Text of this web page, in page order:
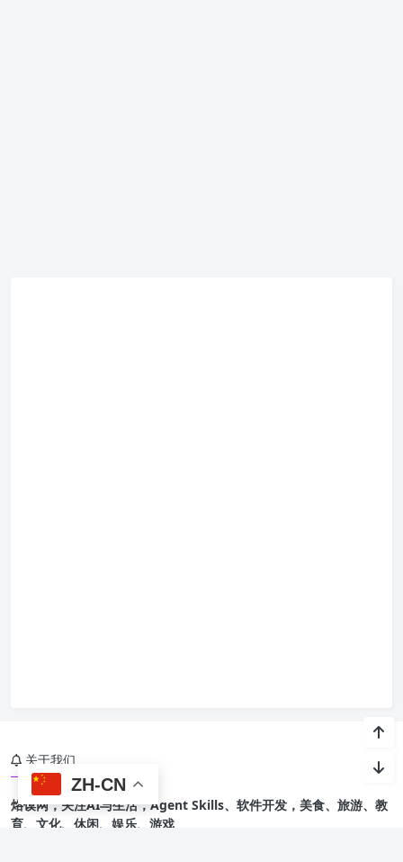
关于我们
烙馍网，关注AI与生活，Agent Skills、软件开发，美食、旅游、教
育、文化、休闲、娱乐、游戏
ZH-CN